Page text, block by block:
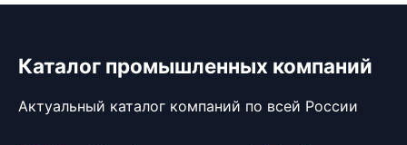
Каталог промышленных компаний
Актуальный каталог компаний по всей России